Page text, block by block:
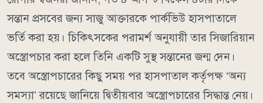
সন্তান প্রসবের জন্য সাজু আক্তারকে পার্কভিউ হাসপাতালে
ভর্তি করা হয়। চিকিৎসকের পরামর্শ অনুযায়ী তার সিজারিয়ান
অস্ত্রোপচার করা হলে তিনি একটি সুস্থ সন্তানের জন্ম দেন।
তবে অস্ত্রোপচারের কিছু সময় পর হাসপাতাল কর্তৃপক্ষ ‘অন্য
সমস্যা’ রয়েছে জানিয়ে দ্বিতীয়বার অস্ত্রোপচারের সিদ্ধান্ত নেয়।